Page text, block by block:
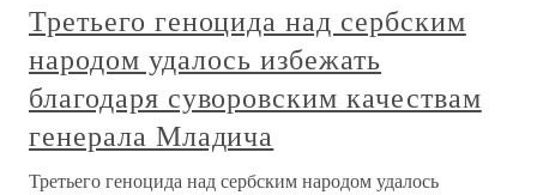
Третьего геноцида над сербским
народом удалось избежать
благодаря суворовским качествам
генерала Младича
Третьего геноцида над сербским народом удалось